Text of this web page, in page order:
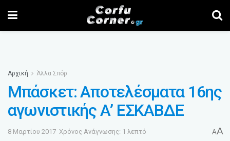
Αρχική Άλλα Σπόρ
Μπάσκετ: Αποτελέσματα 16ης
αγωνιστικής Α’ ΕΣΚΑΒΔΕ
8 Μαρτίου 2017 Χρόνος Ανάγνωσης: 1 λεπτό AA